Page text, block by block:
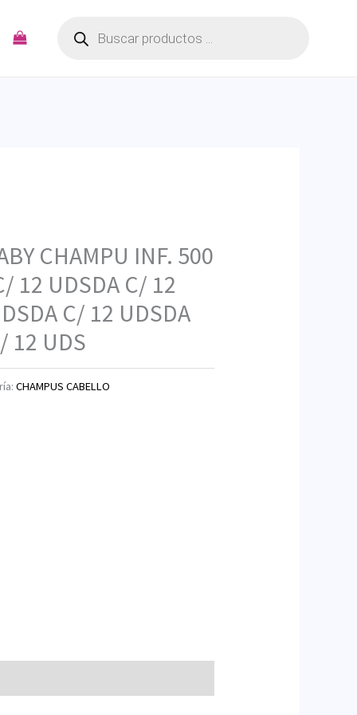
productos
CHAMPU INF. 500
12 UDSDA C/ 12
C/ 12 UDSDA
12 UDS
CHAMPUS CABELLO